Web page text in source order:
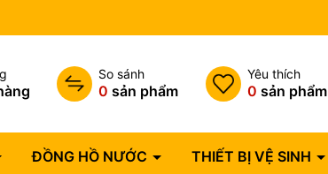
So sánh
0 sản phẩm
Yêu thích
0 sản phẩm
ĐỒNG HỒ NƯỚC THIẾT BỊ VỆ SINH